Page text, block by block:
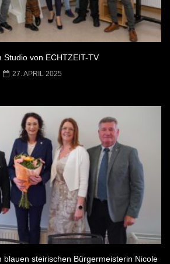
Studio von ECHTZEIT-TV
27. APRIL 2025
blauen steirischen Bürgermeisterin Nicole